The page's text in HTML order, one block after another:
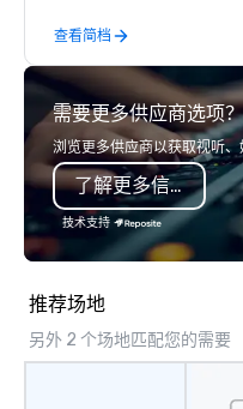
trivia content specifically
teamwork and interactions. •.
video questions and other
elements elevate our
typical “pub trivia.” (Check
promo videos for quick
Customized content
memorable event
attendees. • You do not
“trivia person” to have lots
to a range of topics and
aiming to both inform and
short, we want you to
查看简档
需要更多供应商选项？
浏览更多供应商以获取视听、
了解更多信息
技术支持
推荐场地
另外 2 个场地匹配您的需要